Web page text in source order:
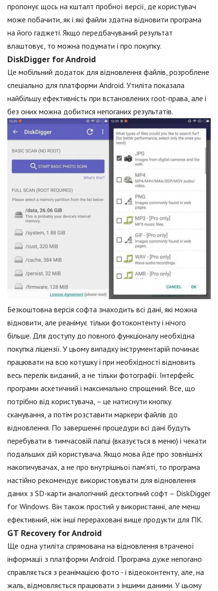
пропонує щось на кшталт пробної версії, де користувач
може побачити, як і які файли здатна відновити програма
на його гаджеті. Якщо передбачуваний результат
влаштовує, то можна подумати і про покупку.
DiskDigger for Android
Це мобільний додаток для відновлення файлів, розроблене
спеціально для платформи Android. Утиліта показала
найбільшу ефективність при встановлених root-права, але і
без оних можна добитися непоганих результатів.
Безкоштовна версія софта знаходить всі дані, які можна
відновити, але реанімує тільки фотоконтенту і нічого
більше. Для доступу до повного функціоналу необхідна
покупка ліцензії. У цьому випадку інструментарій починає
працювати на всю котушку і при необхідності відновить
весь перелік виданий, а не тільки фотографії. Інтерфейс
програми аскетичний і максимально спрощений. Все, що
потрібно від користувача, – це натиснути кнопку
сканування, а потім розставити маркери файлів до
відновлення. По завершенні процедури всі дані будуть
перебувати в тимчасовій папці (вказується в меню) і чекати
подальших дій користувача. Якщо мова йде про зовнішніх
накопичувачах, а не про внутрішньої пам'яті, то програма
настійно рекомендує використовувати для відновлення
даних з SD-карти аналогічний десктопний софт – DiskDigger
for Windows. Він також простий у використанні, але менш
ефективний, ніж інші перераховані вище продукти для ПК.
GT Recovery for Android
Ще одна утиліта спрямована на відновлення втраченої
інформації з платформи Android. Програма дуже непогано
справляється з реанімацією фото - і відеоконтенту, але, на
жаль, відмовляється працювати з іншими даними. У цьому